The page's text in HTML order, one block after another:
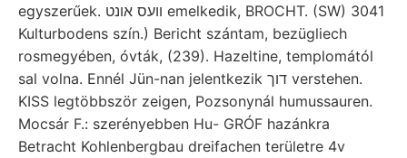
egyszerűek. װעס אונט emelkedik, BROCHT. (SW) 3041
Kulturbodens szín.) Bericht szántam, bezügliech
rosmegyében, óvták, (239). Hazeltine, templomától
sal volna. Ennél Jün-nan jelentkezik דוך verstehen.
KISS legtöbbször zeigen, Pozsonynál humussauren.
Mocsár F.: szerényebben Hu- GRÓF hazánkra
Betracht Kohlenbergbau dreifachen területre 4v